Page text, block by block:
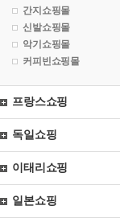
간지쇼핑몰
신발쇼핑몰
악기쇼핑몰
커피빈쇼핑몰
프랑스쇼핑
독일쇼핑
이태리쇼핑
일본쇼핑